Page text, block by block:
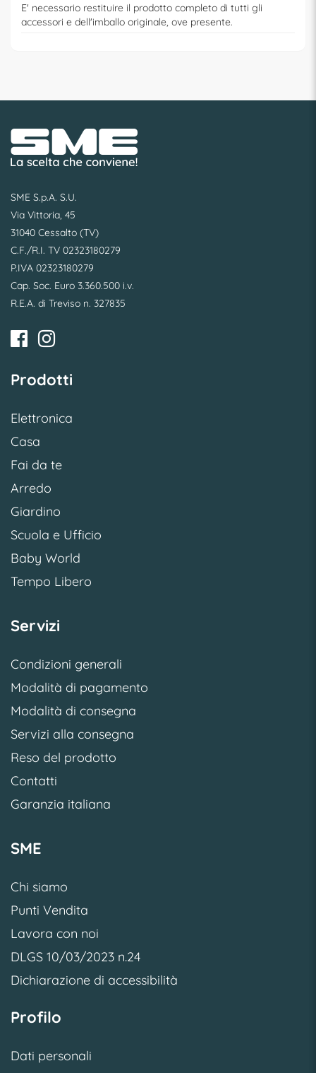
E' necessario restituire il prodotto completo di tutti gli
accessori e dell'imballo originale, ove presente.
SME S.p.A. S.U.
Via Vittoria, 45
31040 Cessalto (TV)
C.F./R.I. TV 02323180279
P.IVA 02323180279
Cap. Soc. Euro 3.360.500 i.v.
R.E.A. di Treviso n. 327835
Prodotti
Elettronica
Casa
Fai da te
Arredo
Giardino
Scuola e Ufficio
Baby World
Tempo Libero
Servizi
Condizioni generali
Modalità di pagamento
Modalità di consegna
Servizi alla consegna
Reso del prodotto
Contatti
Garanzia italiana
SME
Chi siamo
Punti Vendita
Lavora con noi
DLGS 10/03/2023 n.24
Dichiarazione di accessibilità
Profilo
Dati personali